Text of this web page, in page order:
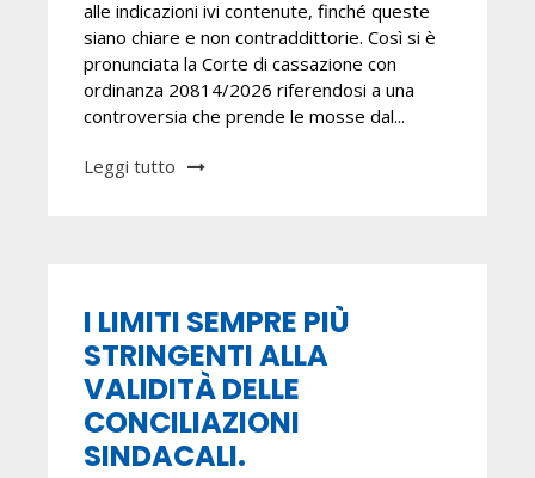
alle indicazioni ivi contenute, finché queste
siano chiare e non contraddittorie. Così si è
pronunciata la Corte di cassazione con
ordinanza 20814/2026 riferendosi a una
controversia che prende le mosse dal...
Leggi tutto
I LIMITI SEMPRE PIÙ
STRINGENTI ALLA
VALIDITÀ DELLE
CONCILIAZIONI
SINDACALI.